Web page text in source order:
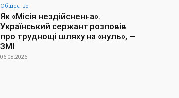
Общество
Як «Місія нездійсненна».
Український сержант розповів
про труднощі шляху на «нуль», —
ЗМІ
06.08.2026